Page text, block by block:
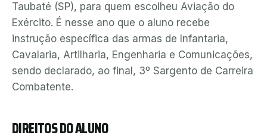
Taubaté (SP), para quem escolheu Aviação do
Exército. É nesse ano que o aluno recebe
instrução específica das armas de Infantaria,
Cavalaria, Artilharia, Engenharia e Comunicações,
sendo declarado, ao final, 3º Sargento de Carreira
Combatente.
DIREITOS DO ALUNO